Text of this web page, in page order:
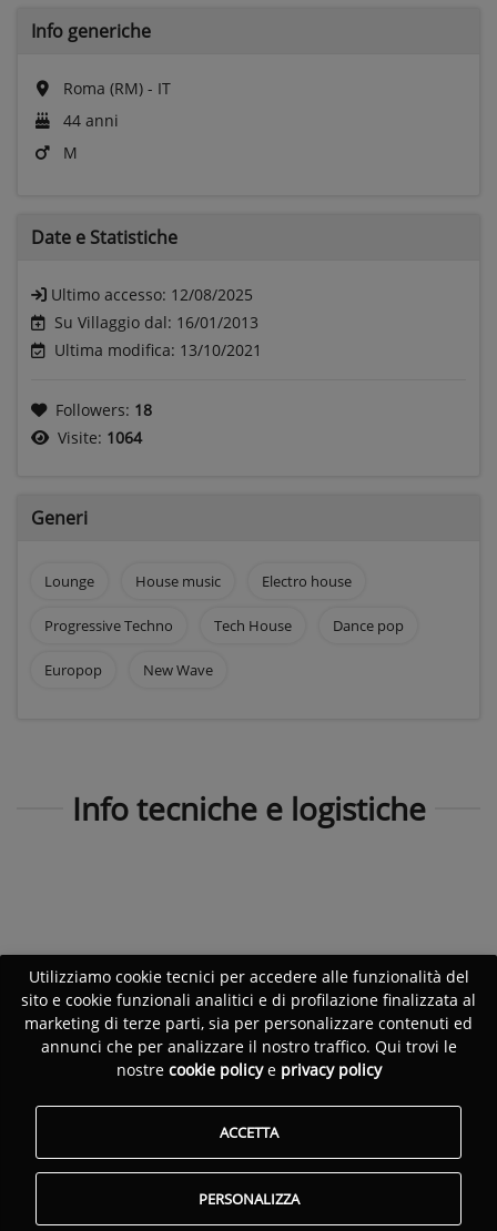
Info generiche
Roma (RM) - IT
44 anni
M
Date e Statistiche
Ultimo accesso: 12/08/2025
Su Villaggio dal: 16/01/2013
Ultima modifica: 13/10/2021
Followers: 18
Visite: 1064
Generi
Lounge House music Electro house
Progressive Techno Tech House Dance pop
Europop New Wave
Info tecniche e logistiche
Utilizziamo cookie tecnici per accedere alle funzionalità del
sito e cookie funzionali analitici e di profilazione finalizzata al
marketing di terze parti, sia per personalizzare contenuti ed
annunci che per analizzare il nostro traffico. Qui trovi le
nostre cookie policye privacy policy
ACCETTA
PERSONALIZZA